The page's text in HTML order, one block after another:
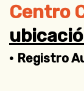
Centro
• Registro